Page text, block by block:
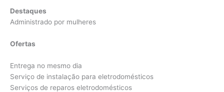
Destaques
Administrado por mulheres
Ofertas
Entrega no mesmo dia
Serviço de instalação para eletrodomésticos
Serviços de reparos eletrodomésticos